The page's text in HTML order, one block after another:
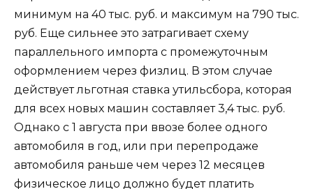
минимум на 40 тыс. руб. и максимум на 790 тыс.
руб. Еще сильнее это затрагивает схему
параллельного импорта с промежуточным
оформлением через физлиц. В этом случае
действует льготная ставка утильсбора, которая
для всех новых машин составляет 3,4 тыс. руб.
Однако с 1 августа при ввозе более одного
автомобиля в год, или при перепродаже
автомобиля раньше чем через 12 месяцев
физическое лицо должно будет платить